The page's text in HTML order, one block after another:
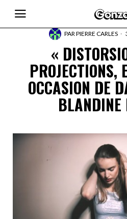
PARPIERRE CARLES
«
PROJECTIONS,
OCCASION DE